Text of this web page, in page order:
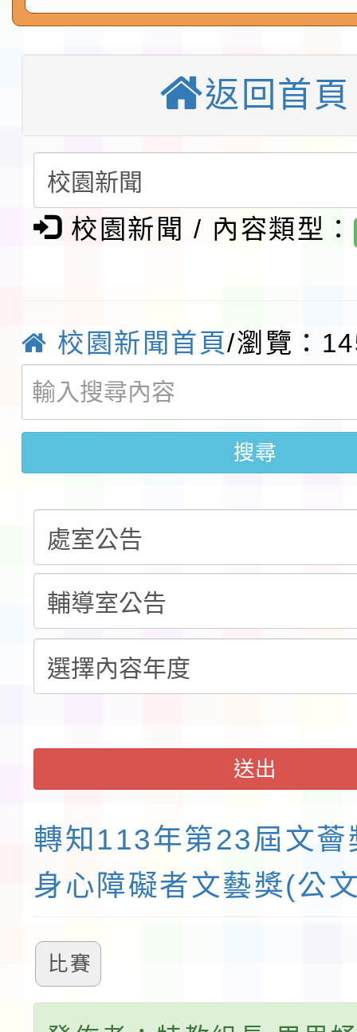
第3次招考代課鐘點教
告(不再辦理後續甄選)
檢送「桃園市115學年
本市「115學年度學生
程安排一案
「桃園市補助參觀特色
展演活動實施計畫」
請一案
教育部校安中心白海豚
報
淨零綠領人才培育課程
實施要點各1份
程
函轉國家通訊傳播委員
鎮韌性（防空）演習－
速演練執行計畫」
「115年金融知識線上
本校115學年度第1學
告(不再辦理後續甄選)
賽實施要點」1份
本市「115學年度學生
程安排一案
「桃園市補助參觀特色
展演活動實施計畫」
請一案
返回首頁
校園新聞 / 內容類型：
校園新聞首頁/瀏覽：
搜尋
送出
轉知113年第23屆文薈
身心障礙者文藝獎(公
比賽